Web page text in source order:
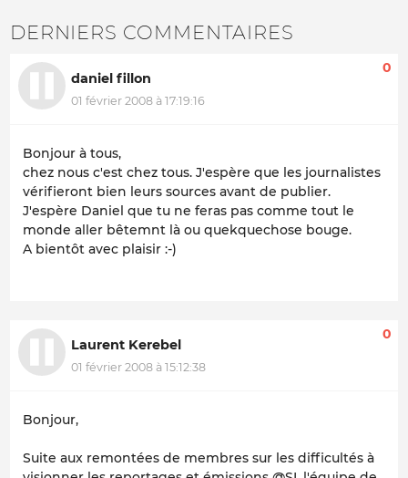
DERNIERS COMMENTAIRES
daniel fillon
01 février 2008 à 17:19:16
0
Bonjour à tous,
chez nous c'est chez tous. J'espère que les journalistes
vérifieront bien leurs sources avant de publier.
J'espère Daniel que tu ne feras pas comme tout le
monde aller bêtemnt là ou quekquechose bouge.
A bientôt avec plaisir :-)
Laurent Kerebel
01 février 2008 à 15:12:38
0
Bonjour,
Suite aux remontées de membres sur les difficultés à